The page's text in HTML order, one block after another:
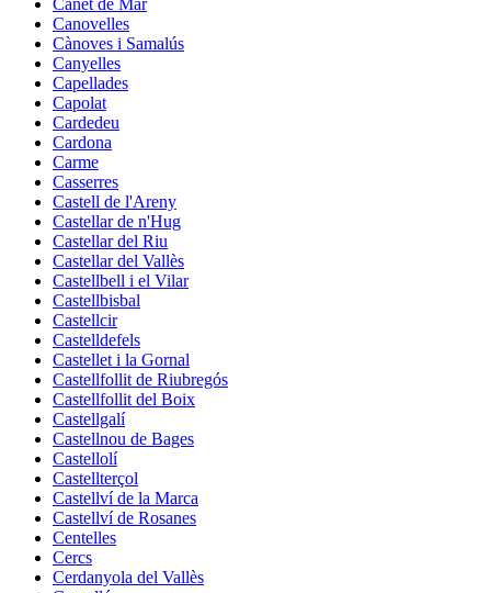
Canovelles
Cànoves i Samalús
Canyelles
Capellades
Capolat
Cardedeu
Cardona
Carme
Casserres
Castell de l'Areny
Castellar de n'Hug
Castellar del Riu
Castellar del Vallès
Castellbell i el Vilar
Castellbisbal
Castellcir
Castelldefels
Castellet i la Gornal
Castellfollit de Riubregós
Castellfollit del Boix
Castellgalí
Castellnou de Bages
Castellolí
Castellterçol
Castellví de la Marca
Castellví de Rosanes
Centelles
Cercs
Cerdanyola del Vallès